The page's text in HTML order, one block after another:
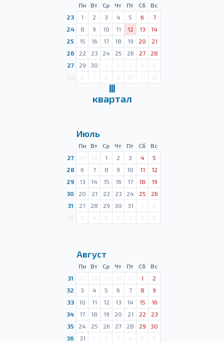
Пн Вт Ср Чт Пт Сб
Вс
23
1 2 3 4 5 6
7
24
8 9 10 11 12 13
14
25
15 16 17 18 19 20
21
26
22 23 24 25 26 27
28
27
29 30 1 2 3 4
5
6 7 8 9 10 11 12
Ⅲ
квартал
Июль
Пн Вт Ср Чт Пт Сб
Вс
27
29 30 1 2 3 4
5
28
6 7 8 9 10 11
12
29
13 14 15 16 17 18
19
30
20 21 22 23 24 25
26
31
27 28 29 30 31 1
2
3 4 5 6 7 8 9
Август
Пн Вт Ср Чт Пт Сб
Вс
31
27 28 29 30 31 1
2
32
3 4 5 6 7 8
9
33
10 11 12 13 14 15
16
34
17 18 19 20 21 22
23
35
24 25 26 27 28 29
30
36
31 1 2 3 4 5 6